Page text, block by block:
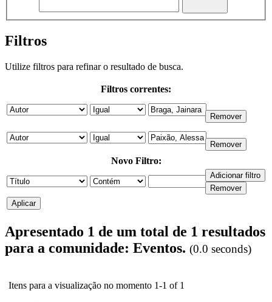
Filtros
Utilize filtros para refinar o resultado de busca.
Filtros correntes:
Novo Filtro:
Apresentado 1 de um total de 1 resultados
para a comunidade: Eventos. (0.0 seconds)
Itens para a visualização no momento 1-1 of 1